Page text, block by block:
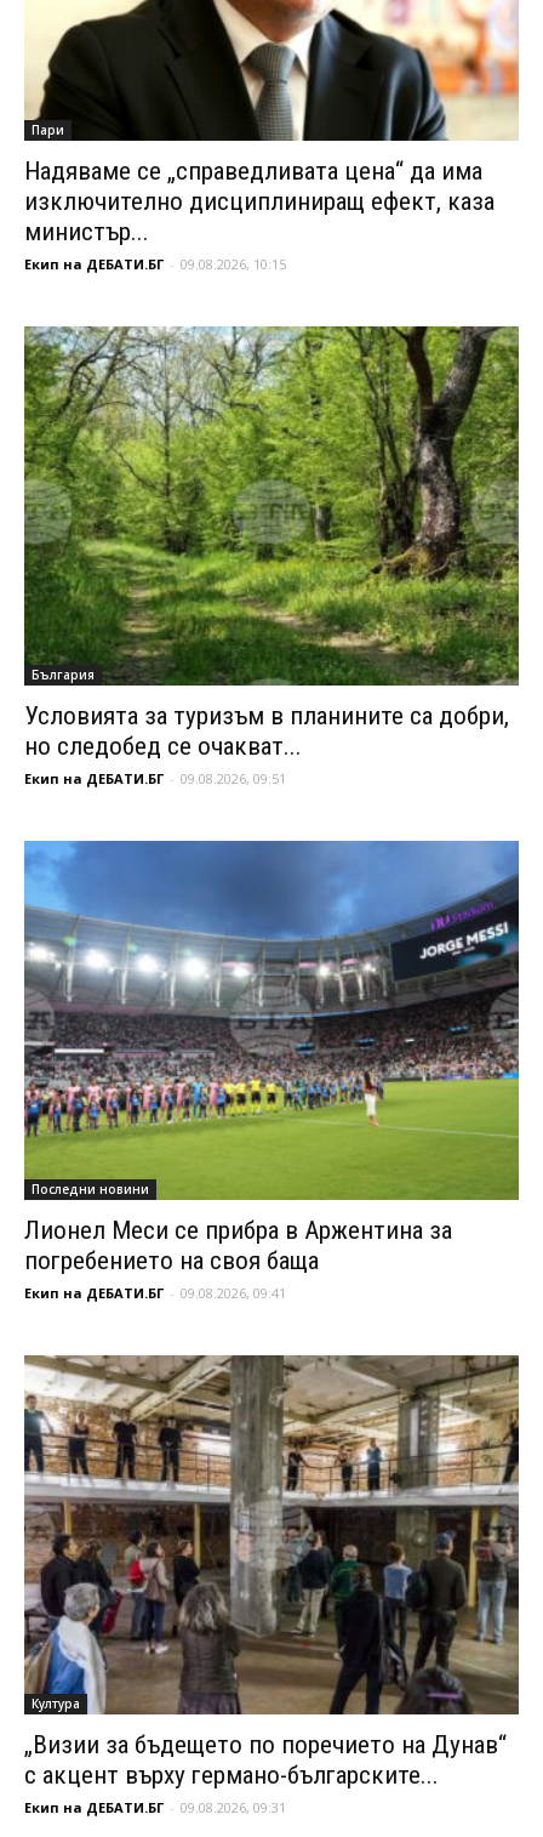
Пари
Надяваме се „справедливата цена“ да има
изключително дисциплиниращ ефект, каза
министър...
Екип на ДЕБАТИ.БГ - 09.08.2026, 10:15
България
Условията за туризъм в планините са добри,
но следобед се очакват...
Екип на ДЕБАТИ.БГ - 09.08.2026, 09:51
Последни новини
Лионел Меси се прибра в Аржентина за
погребението на своя баща
Екип на ДЕБАТИ.БГ - 09.08.2026, 09:41
Култура
„Визии за бъдещето по поречието на Дунав“
с акцент върху германо-българските...
Екип на ДЕБАТИ.БГ - 09.08.2026, 09:31